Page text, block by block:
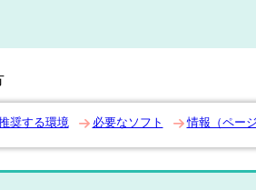
奨する環境 必要なソフト 情報（ペー